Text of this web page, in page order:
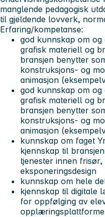
manglende pedagogisk
til gjeldende lovverk,
Erfaring/kompetanse:
god kunnskap om
grafisk materiell og
bransjen benytter
konstruksjons- og
animasjon
god kunnskap om
grafisk materiell og
bransjen benytter
konstruksjons- og
animasjon
kunnskap om faget
kjennskap til
tjenester innen
eksponeringsdesign
kunnskap om hele
kjennskap til digitale
for oppfølging av